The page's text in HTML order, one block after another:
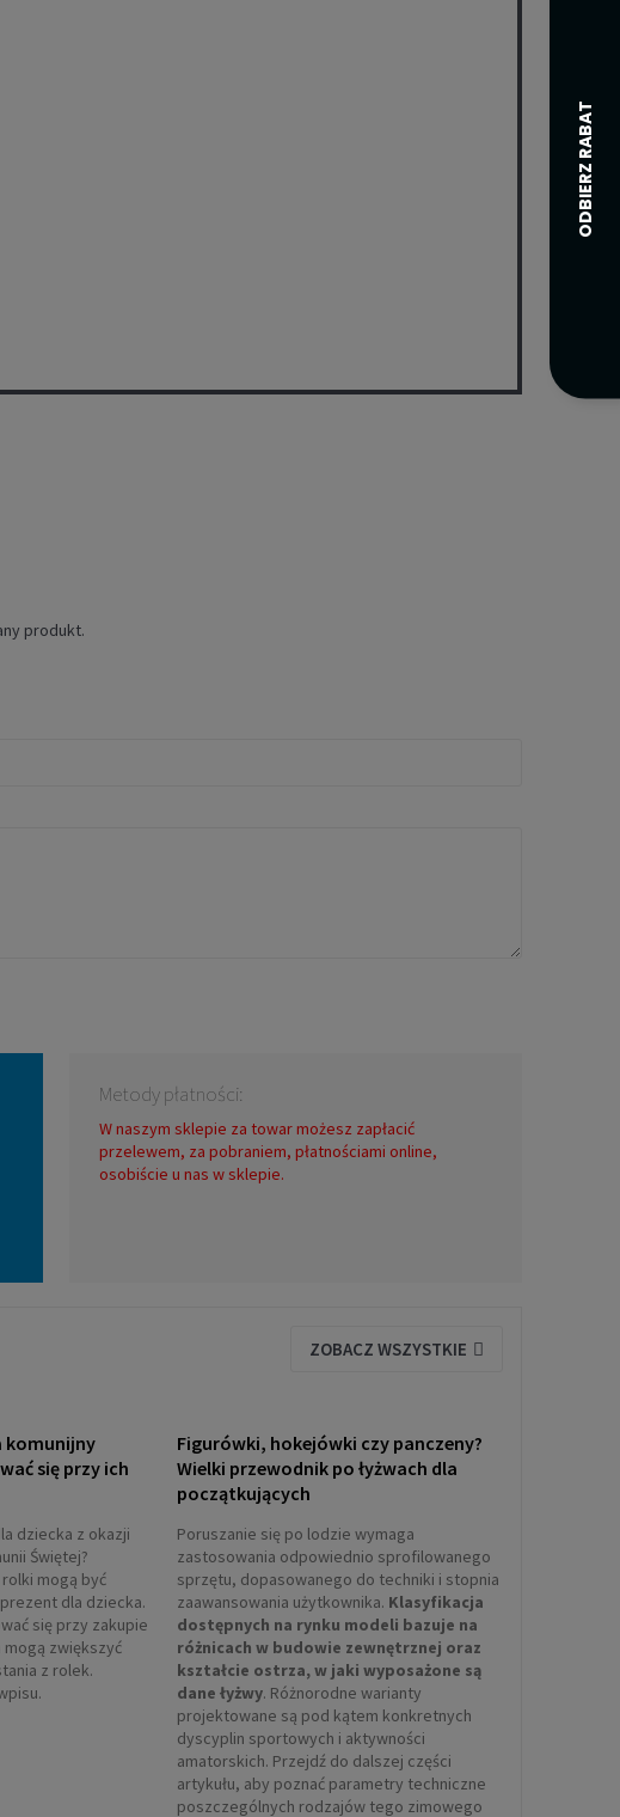
produkt.
Metody płatności:
W naszym sklepie za towar możesz zapłacić
przelewem, za pobraniem, płatnościami online,
osobiście u nas w sklepie.
ZOBACZ WSZYSTKIE
komunijny
się przy ich
dziecka z okazji
Świętej?
mogą być
dla dziecka.
się przy zakupie
zwiększyć
z rolek.
Figurówki, hokejówki czy panczeny?
Wielki przewodnik po łyżwach dla
początkujących
Poruszanie się po lodzie wymaga
zastosowania odpowiednio sprofilowanego
sprzętu, dopasowanego do techniki i stopnia
zaawansowania użytkownika. Klasyfikacja
dostępnych na rynku modeli bazuje na
różnicach w budowie zewnętrznej oraz
kształcie ostrza, w jaki wyposażone są
dane łyżwy. Różnorodne warianty
projektowane są pod kątem konkretnych
dyscyplin sportowych i aktywności
amatorskich. Przejdź do dalszej części
artykułu, aby poznać parametry techniczne
poszczególnych rodzajów tego zimowego